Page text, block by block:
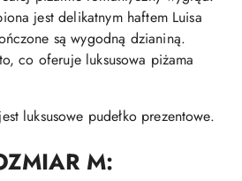
jest delikatnym haftem Luisa
są wygodną dzianiną.
co oferuje luksusowa piżama
luksusowe pudełko prezentowe.
M: